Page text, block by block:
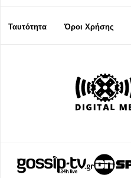
Ταυτότητα Όροι Χρήσης